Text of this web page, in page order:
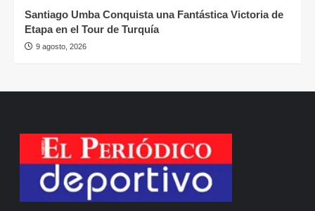
Santiago Umba Conquista una Fantástica Victoria de
Etapa en el Tour de Turquía
9 agosto, 2026